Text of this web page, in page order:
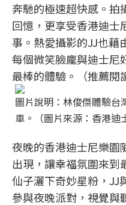
奔馳的極速超快感。拍
回憶，更享受香港迪士
事。熱愛攝影的JJ也藉
每個微笑臉龐與迪士尼
最棒的體驗。（推薦閱
圖片說明：林俊傑體驗台
車。（圖片來源：香港迪
夜晚的香港迪士尼樂園
出現，讓幸福氛圍來到
仙子灑下奇妙星粉，JJ
參與夜晚派對，視覺與